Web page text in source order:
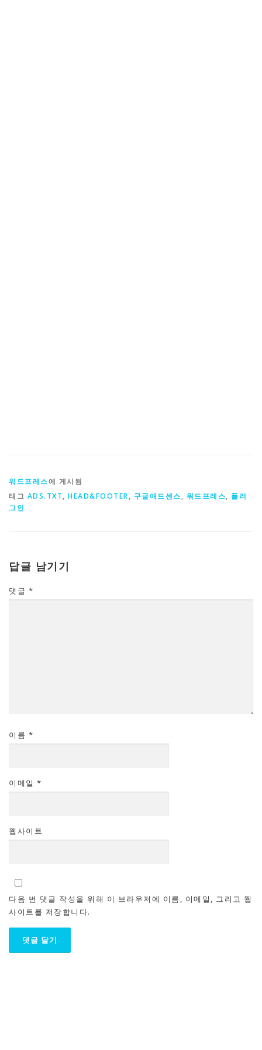
워드프레스에 게시됨
태그 ADS.TXT, HEAD&FOOTER, 구글애드센스, 워드프레스, 플러
그인
답글 남기기
댓글 *
이름 *
이메일 *
웹사이트
다음 번 댓글 작성을 위해 이 브라우저에 이름, 이메일, 그리고 웹
사이트를 저장합니다.